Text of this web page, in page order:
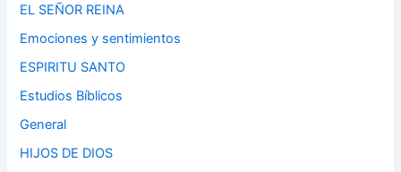
EL SEÑOR REINA
Emociones y sentimientos
ESPIRITU SANTO
Estudios Bíblicos
General
HIJOS DE DIOS